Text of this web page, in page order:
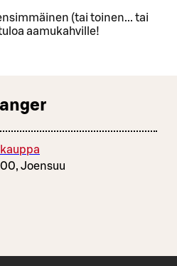
(tai toinen... tai
aamukahville!
Joensuu